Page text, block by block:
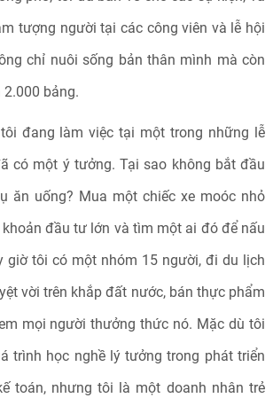
tượng người tại các công viên và lễ hội
chỉ nuôi sống bản thân mình mà còn
bảng.
đang làm việc tại một trong những lễ
có một ý tưởng. Tại sao không bắt đầu
ăn uống? Mua một chiếc xe moóc nhỏ
đầu tư lớn và tìm một ai đó để nấu
giờ tôi có một nhóm 15 người, đi du lịch
vời trên khắp đất nước, bán thực phẩm
mọi người thưởng thức nó. Mặc dù tôi
trình học nghề lý tưởng trong phát triển
toán, nhưng tôi là một doanh nhân trẻ